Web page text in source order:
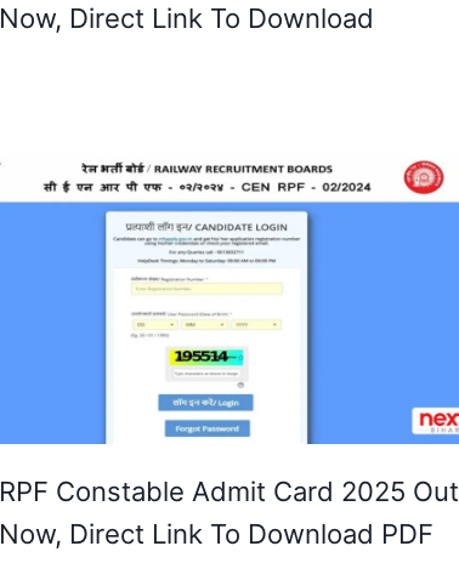
Now, Direct Link To Download
RPF Constable Admit Card 2025 Out
Now, Direct Link To Download PDF